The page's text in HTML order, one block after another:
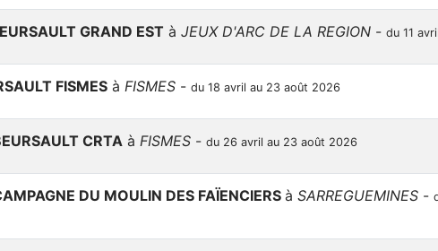
GRAND EST à JEUX D'ARC DE LA REGION - du 11
FISMES à FISMES - du 18 avril au 23 août 2026
CRTA à FISMES - du 26 avril au 23 août 2026
DU MOULIN DES FAÏENCIERSà SARREGUEMINES -